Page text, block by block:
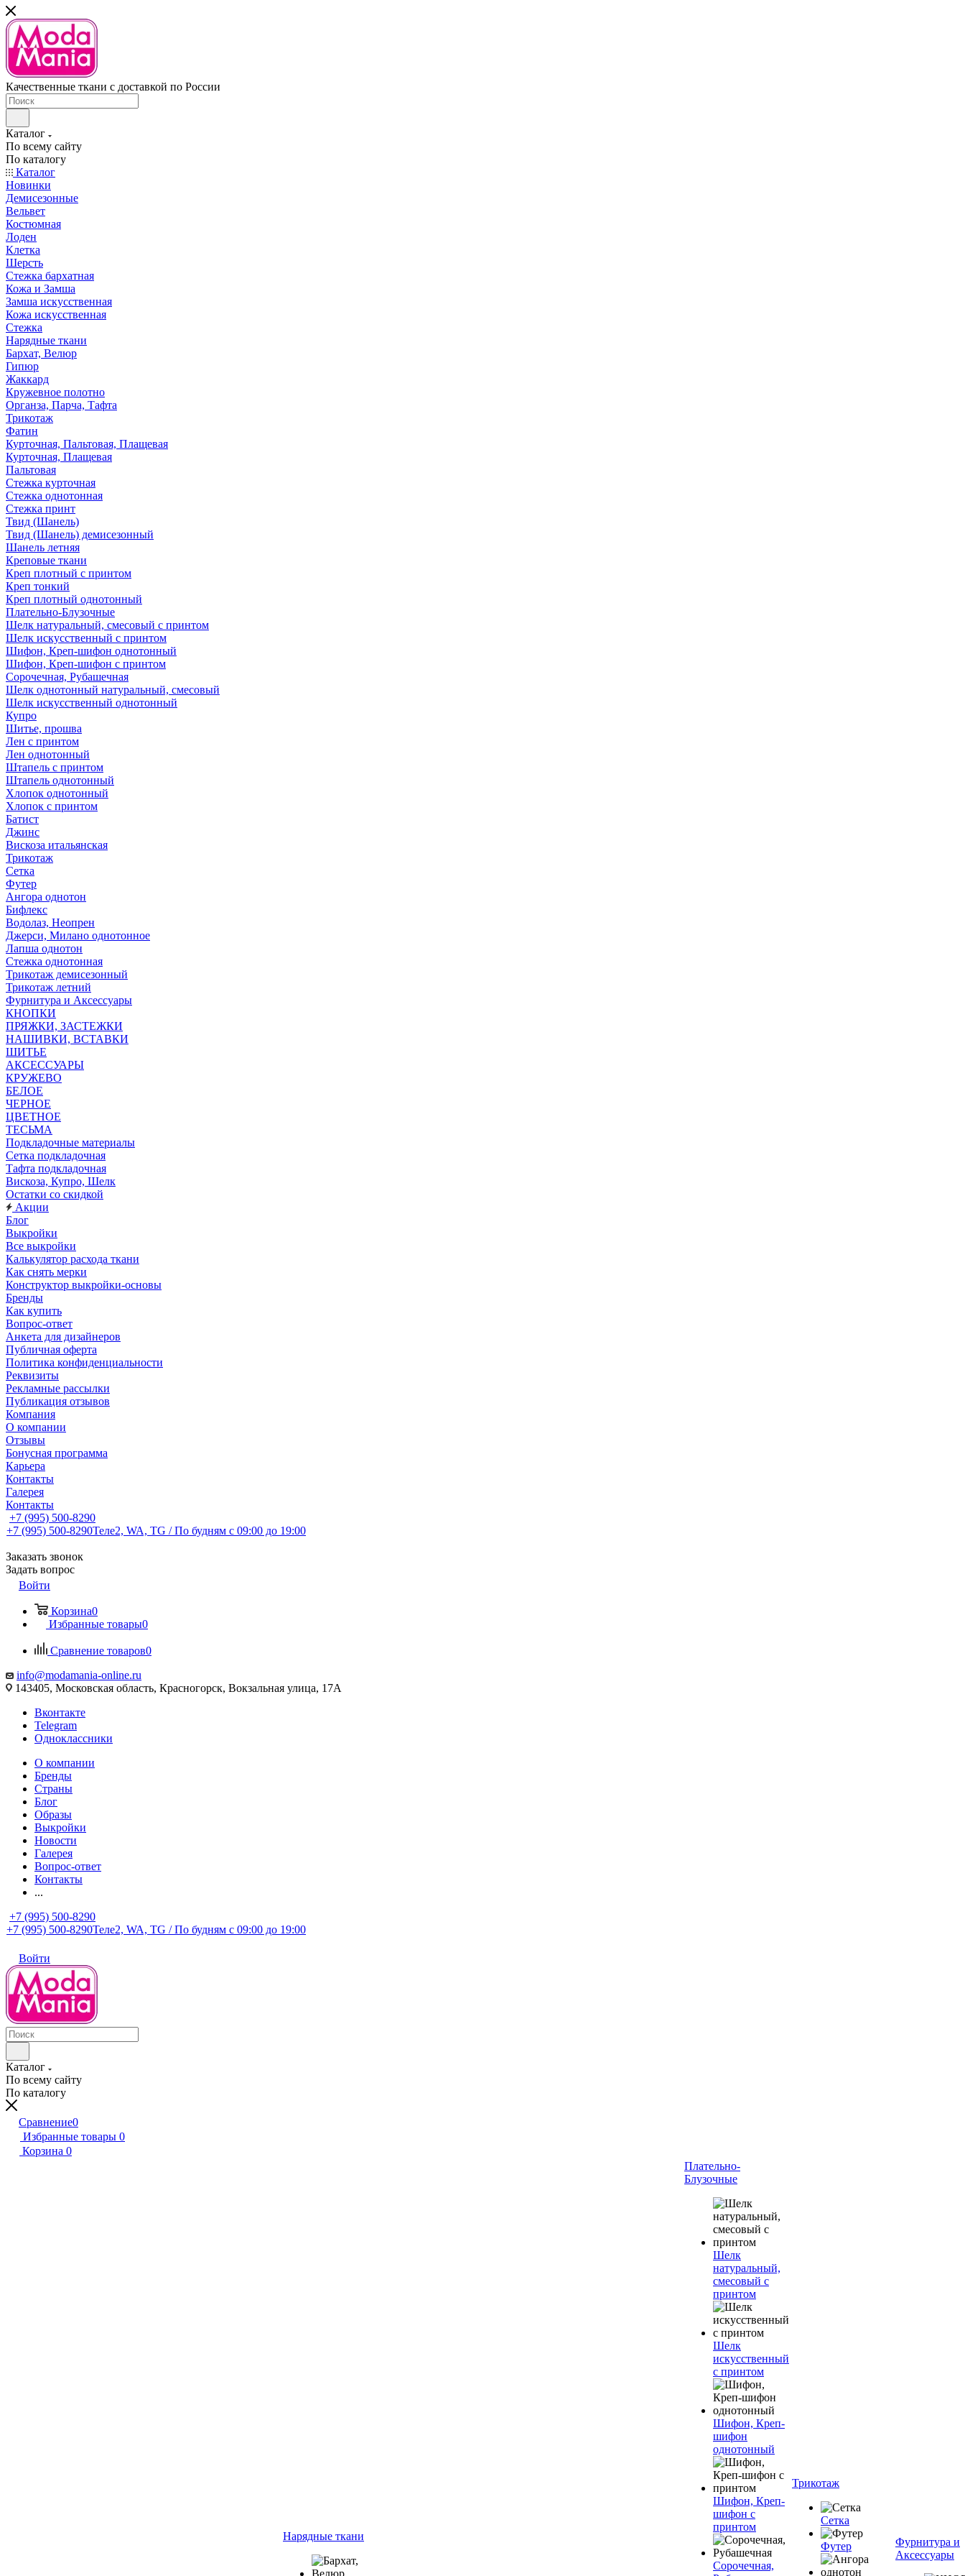
Качественные ткани с доставкой по России
Каталог
По всему сайту
По каталогу
Каталог
Новинки
Демисезонные
Вельвет
Костюмная
Лоден
Клетка
Шерсть
Стежка бархатная
Кожа и Замша
Замша искусственная
Кожа искусственная
Стежка
Нарядные ткани
Бархат, Велюр
Гипюр
Жаккард
Кружевное полотно
Органза, Парча, Тафта
Трикотаж
Фатин
Курточная, Пальтовая, Плащевая
Курточная, Плащевая
Пальтовая
Стежка курточная
Стежка однотонная
Стежка принт
Твид (Шанель)
Твид (Шанель) демисезонный
Шанель летняя
Креповые ткани
Креп плотный с принтом
Креп тонкий
Креп плотный однотонный
Плательно-Блузочные
Шелк натуральный, смесовый с принтом
Шелк искусственный с принтом
Шифон, Креп-шифон однотонный
Шифон, Креп-шифон с принтом
Сорочечная, Рубашечная
Шелк однотонный натуральный, смесовый
Шелк искусственный однотонный
Купро
Шитье, прошва
Лен с принтом
Лен однотонный
Штапель с принтом
Штапель однотонный
Хлопок однотонный
Хлопок с принтом
Батист
Джинс
Вискоза итальянская
Трикотаж
Сетка
Футер
Ангора однотон
Бифлекс
Водолаз, Неопрен
Джерси, Милано однотонное
Лапша однотон
Стежка однотонная
Трикотаж демисезонный
Трикотаж летний
Фурнитура и Аксессуары
КНОПКИ
ПРЯЖКИ, ЗАСТЕЖКИ
НАШИВКИ, ВСТАВКИ
ШИТЬЕ
АКСЕССУАРЫ
КРУЖЕВО
БЕЛОЕ
ЧЕРНОЕ
ЦВЕТНОЕ
ТЕСЬМА
Подкладочные материалы
Сетка подкладочная
Тафта подкладочная
Вискоза, Купро, Шелк
Остатки со скидкой
Акции
Блог
Выкройки
Все выкройки
Калькулятор расхода ткани
Как снять мерки
Конструктор выкройки-основы
Бренды
Как купить
Вопрос-ответ
Анкета для дизайнеров
Публичная оферта
Политика конфиденциальности
Реквизиты
Рекламные рассылки
Публикация отзывов
Компания
О компании
Отзывы
Бонусная программа
Карьера
Контакты
Галерея
Контакты
+7 (995) 500-8290
+7 (995) 500-8290Теле2, WA, TG / По будням c 09:00 до 19:00
Заказать звонок
Задать вопрос
Войти
Корзина0
Избранные товары0
Сравнение товаров0
info@modamania-online.ru
143405, Московская область, Красногорск, Вокзальная улица, 17А
Вконтакте
Telegram
Одноклассники
О компании
Бренды
Страны
Блог
Образы
Выкройки
Новости
Галерея
Вопрос-ответ
Контакты
...
+7 (995) 500-8290
+7 (995) 500-8290Теле2, WA, TG / По будням c 09:00 до 19:00
Войти
Каталог
По всему сайту
По каталогу
Сравнение0
Избранные товары 0
Корзина 0
Нарядные ткани
Плательно-
Блузочные
Шелк
натуральный,
смесовый с
принтом
Шелк
искусственный
с принтом
Шифон, Креп-
шифон
однотонный
Шифон, Креп-
шифон с
принтом
Сорочечная,
Трикотаж
Сетка
Футер
Фурнитура и
Аксессуары